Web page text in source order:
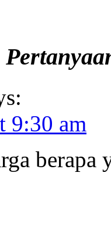
9:30 am
berapa